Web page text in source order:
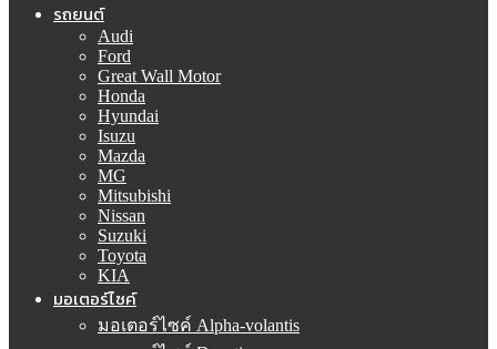
รถยนต์
Audi
Ford
Great Wall Motor
Honda
Hyundai
Isuzu
Mazda
MG
Mitsubishi
Nissan
Suzuki
Toyota
KIA
มอเตอร์ไซค์
มอเตอร์ไซค์ Alpha-volantis